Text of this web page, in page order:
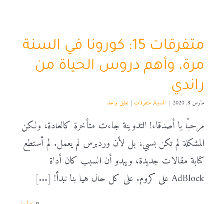
متفرقات 15: كورونا في السنة
مرة، وأهم دروس الحياة من
راندي
مارس 8, 2020 | المدونة, متفرقات | تعليق واحد
مرحبًا يا أصدقاء! التدوينة جاءت متأخرة كالعادة، ولكن
المشكلة لم تكن بسبي، بل لأن وردبرس لم يعمل. لم أستطع
كتابة مقالات جديدة، ويبدو أن السبب كان أداة
AdBlock على كروم. على كل حال هيا بنا نبدأ! [...]